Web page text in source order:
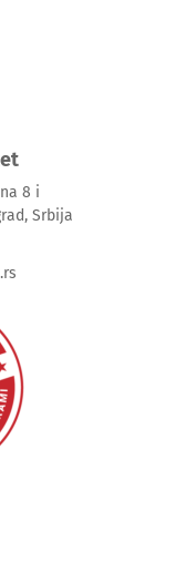
8 i
Srbija